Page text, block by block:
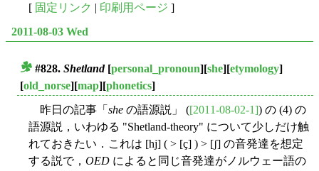
[ 固定リンク | 印刷用ページ ]
2011-08-03 Wed
#828. Shetland[personal_pronoun][she][etymology]
[old_norse][map][phonetics]
昨日の記事「 she の語源説」 ([2011-08-02-1]) の (4) の
語源説，いわゆる "Shetland-theory" について少しだけ触
れておきたい．これは [hj] ( > [ç] ) > [ʃ] の音発達を想定
する説で， OED によると同じ音発達がノルウェー語の